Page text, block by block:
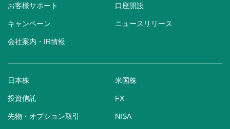
お客様サポート 口座開設
キャンペーン ニュースリリース
会社案内・IR情報
日本株 米国株
投資信託 FX
先物・オプション取引 NISA